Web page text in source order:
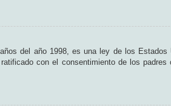
del año 1998, es una ley de los
con el consentimiento de los